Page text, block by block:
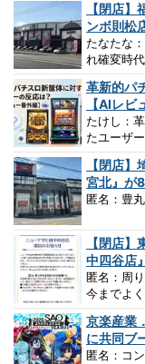
【閉店
ンボ則松
たなたな
れ確変時
革新的パ
【AIレビ
たけし：
たユーザ
【閉店
宮北』が
匿名：豊
【閉店
中四谷店
匿名：周
今までよ
京楽産業
に共同ブ
匿名：コ